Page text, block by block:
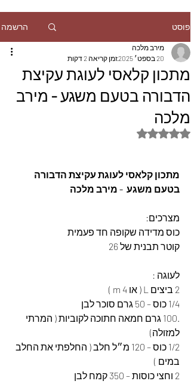
פוסט הרשמה
מתכון קלאסי לעוגת עקיצת
הדבורה בטעם משגע - מירב
מלכה
מירב מלכה
20 בספט׳ 2025
זמן קריאה 2 דקות
דירוג של NaN מתוך 5 כוכבים
מתכון קלאסי לעוגת עקיצת הדבורה
בטעם משגע  - מירב מלכה
מצרכים:
כוס מדידה שקופה חד פעמית
קוטר תבנית של 26
לעוגה :
2 ביצים L ( או 4 m )
1/4 כוס – 50 גרם סוכר לבן
.100 גרם חמאה חתוכה לקוביות ( המרתי
למזולה)
1/2 כוס – 120 מ״ל חלב ( החלפתי את החלב
במים )
2 וחצי כוסות – 350 קמח לבן